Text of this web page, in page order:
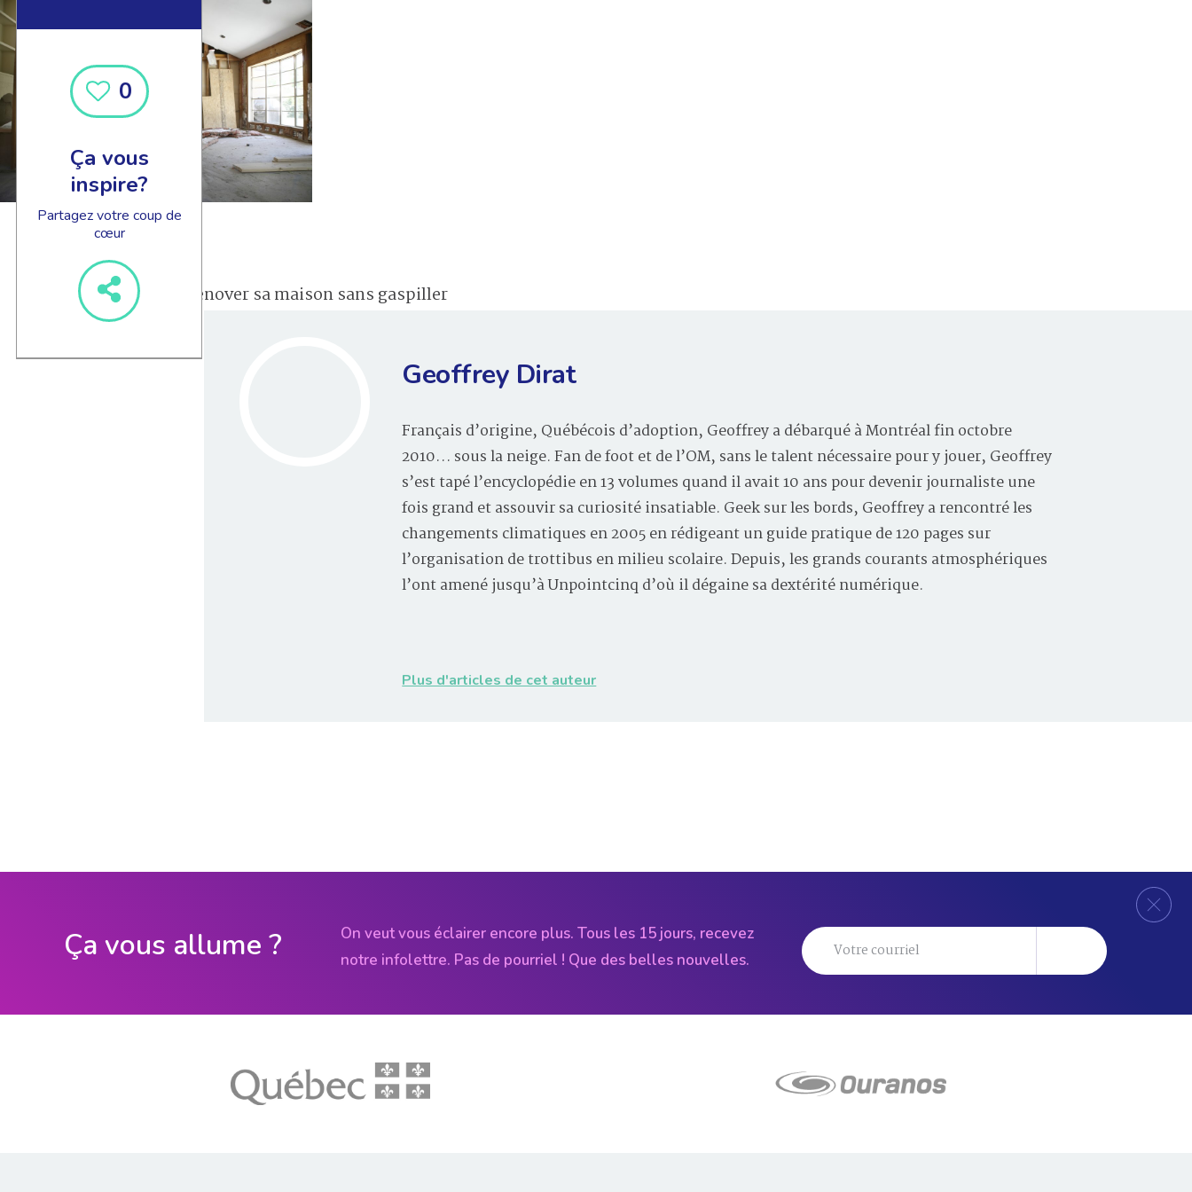
0
Ça vous
inspire?
Partagez votre coup de
cœur
rénover sa maison sans gaspiller
Geoffrey Dirat
Français d’origine, Québécois d’adoption, Geoffrey a débarqué à Montréal fin octobre
2010… sous la neige. Fan de foot et de l’OM, sans le talent nécessaire pour y jouer, Geoffrey
s’est tapé l’encyclopédie en 13 volumes quand il avait 10 ans pour devenir journaliste une
fois grand et assouvir sa curiosité insatiable. Geek sur les bords, Geoffrey a rencontré les
changements climatiques en 2005 en rédigeant un guide pratique de 120 pages sur
l’organisation de trottibus en milieu scolaire. Depuis, les grands courants atmosphériques
l’ont amené jusqu’à Unpointcinq d’où il dégaine sa dextérité numérique.
Plus d'articles de cet auteur
Ça vous allume ?
On veut vous éclairer encore plus. Tous les 15 jours, recevez
notre infolettre. Pas de pourriel ! Que des belles nouvelles.